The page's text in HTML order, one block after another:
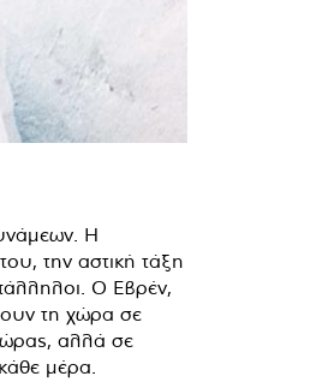
Η
την αστική τάξη
Ο Εβρέν,
τη χώρα σε
αλλά σε
μέρα.